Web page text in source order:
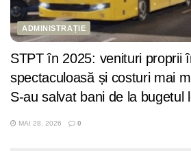
ADMINISTRAȚIE
STPT în 2025: venituri proprii
spectaculoasă și costuri mai
S-au salvat bani de la bugetul
MAI 28, 2026 0